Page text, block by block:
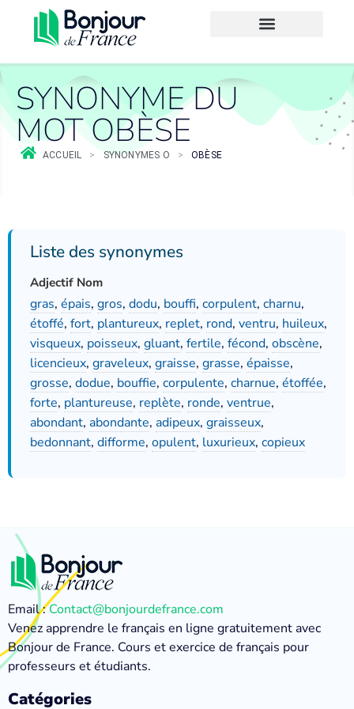
SYNONYME DU
MOT OBÈSE
ACCUEIL > SYNONYMES O > OBÈSE
Liste des synonymes
Adjectif Nom
gras, épais, gros, dodu, bouffi, corpulent, charnu,
étoffé, fort, plantureux, replet, rond, ventru, huileux,
visqueux, poisseux, gluant, fertile, fécond, obscène,
licencieux, graveleux, graisse, grasse, épaisse,
grosse, dodue, bouffie, corpulente, charnue, étoffée,
forte, plantureuse, replète, ronde, ventrue,
abondant, abondante, adipeux, graisseux,
bedonnant, difforme, opulent, luxurieux, copieux
Email :Contact@bonjourdefrance.com
Venez apprendre le français en ligne gratuitement avec
Bonjour de France. Cours et exercice de français pour
professeurs et étudiants.
Catégories